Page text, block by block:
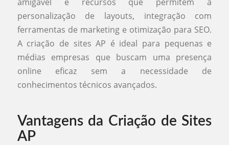
personalização de layouts, integração com
ferramentas de marketing e otimização para SEO.
A criação de sites AP é ideal para pequenas e
médias empresas que buscam uma presença
online eficaz sem a necessidade de
conhecimentos técnicos avançados.
Vantagens da Criação de Sites
AP